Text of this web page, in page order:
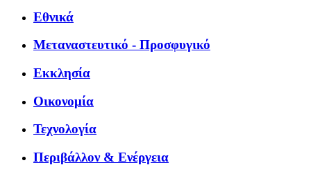
Εθνικά
Μεταναστευτικό - Προσφυγικό
Εκκλησία
Οικονομία
Τεχνολογία
Περιβάλλον & Ενέργεια